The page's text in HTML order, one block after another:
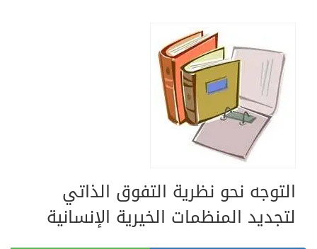
التوجه نحو نظرية التفوق الذاتي
لتجديد المنظمات الخيرية الإنسانية